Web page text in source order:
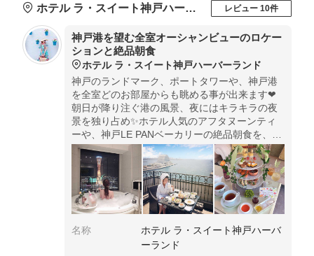
ホテル ラ・スイート神戸ハーバーランド レビュー 10件
神戸港を望む全室オーシャンビューのロケー
ションと絶品朝食
ホテル ラ・スイート神戸ハーバーランド
神戸のランドマーク、ポートタワーや、神戸港
を全室どのお部屋からも眺める事が出来ます❤︎
朝日が降り注ぐ港の風景、夜にはキラキラの夜
景を独り占め✨ホテル人気のアフタヌーンティ
ーや、神戸LE PANベーカリーの絶品朝食を、テ
ラスで楽しむ事が出来るのが最大の魅力❤︎.*･ﾟ
名称
ホテル ラ・スイート神戸ハーバ
ーランド